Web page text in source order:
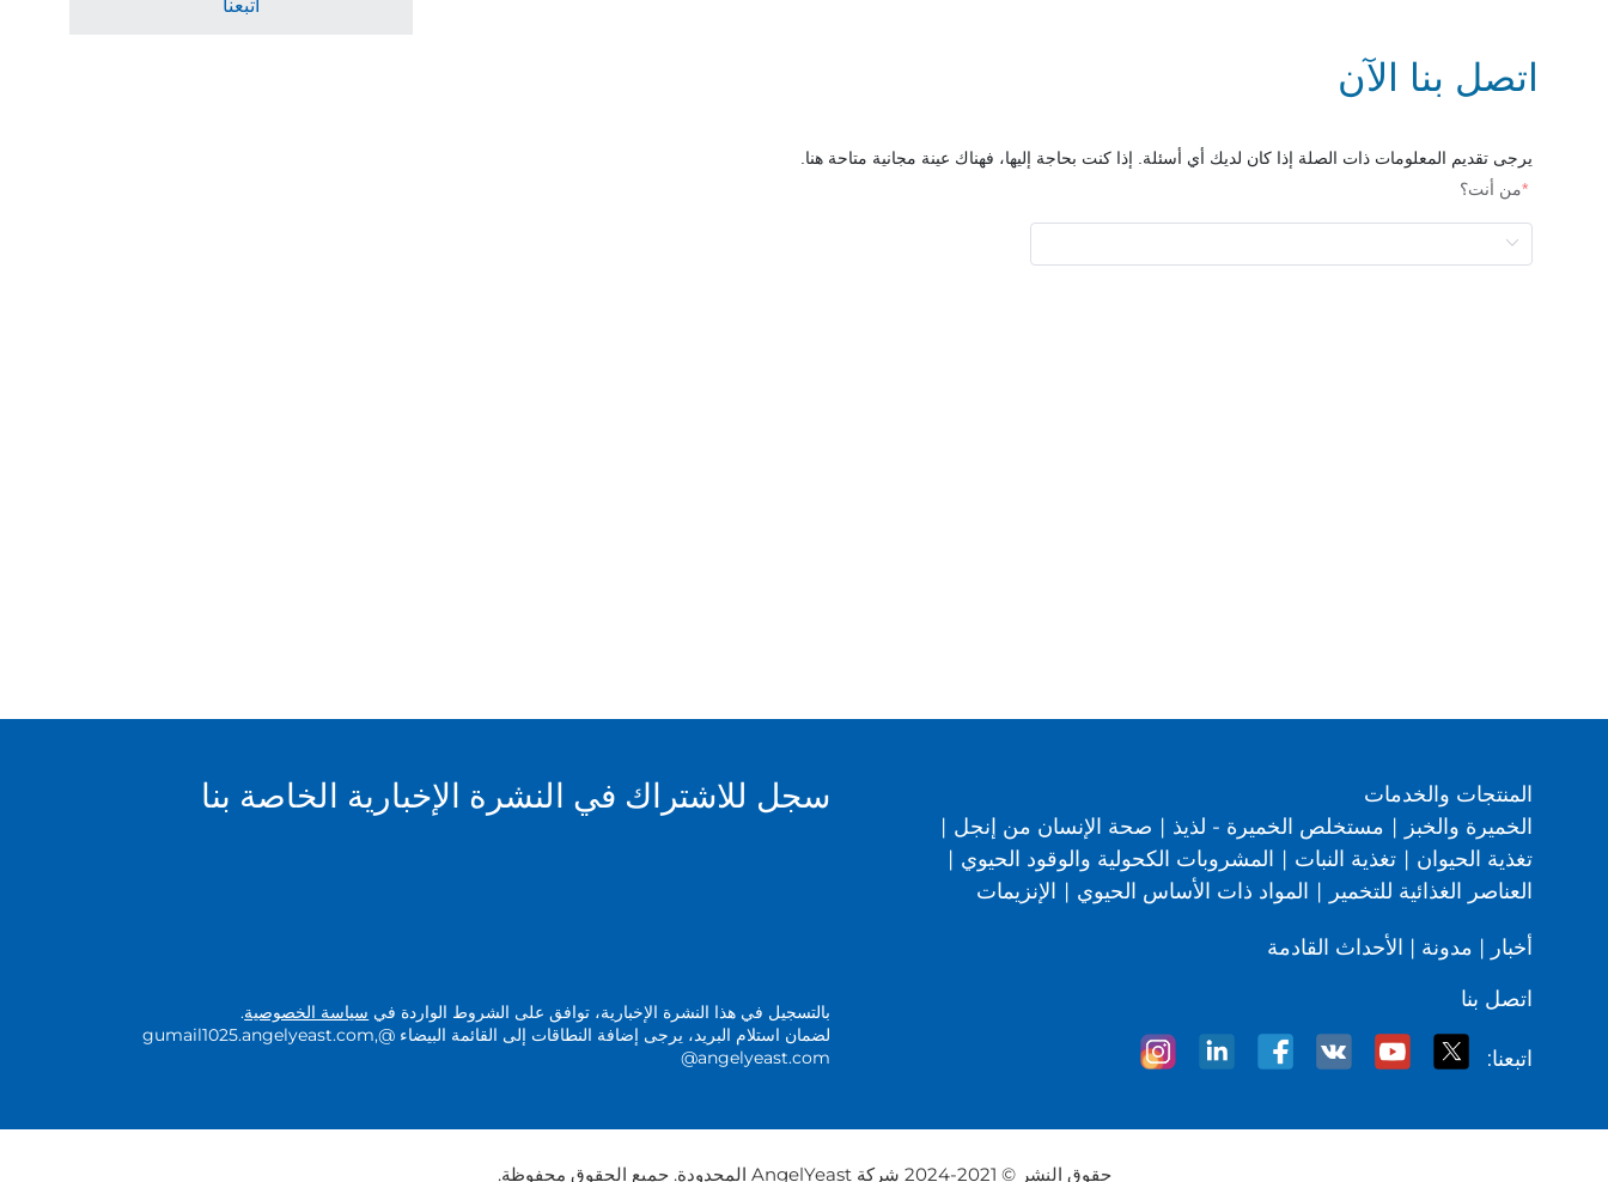
اتبعنا
المنتجات والخدمات
الخميرة والخبز | مستخلص الخميرة - لذيذ | صحة الإنسان من إنجل |
تغذية الحيوان | تغذية النبات | المشروبات الكحولية والوقود الحيوي |
العناصر الغذائية للتخمير | المواد ذات الأساس الحيوي | الإنزيمات
أخبار | مدونة | الأحداث القادمة
اتصل بنا
اتبعنا:
سجل للاشتراك في النشرة الإخبارية الخاصة بنا
بالتسجيل في هذا النشرة الإخبارية، توافق على الشروط الواردة في سياسة الخصوصية.
لضمان استلام البريد، يرجى إضافة النطاقات إلى القائمة البيضاء @gumail1025.angelyeast.com,
@angelyeast.com
حقوق النشر © 2021-2024 شركة AngelYeast المحدودة. جميع الحقوق محفوظة.